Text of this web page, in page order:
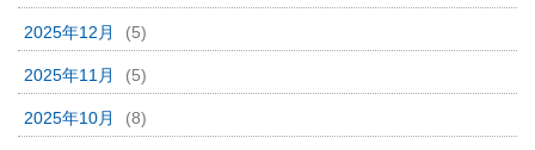
2025年12月 (5)
2025年11月 (5)
2025年10月 (8)